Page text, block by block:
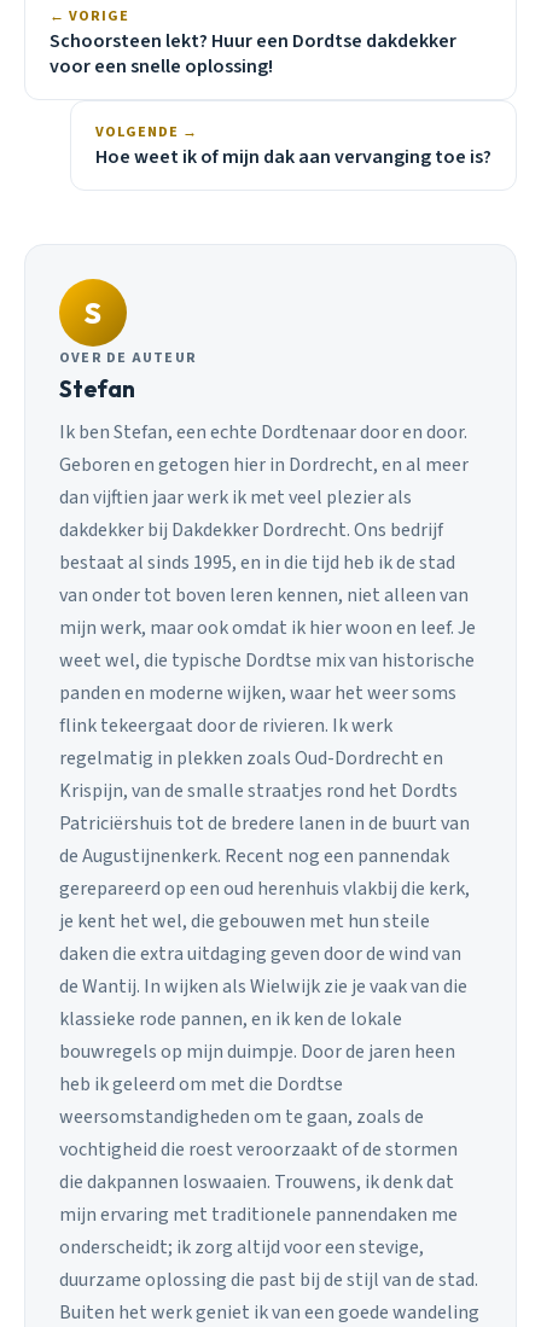
← VORIGE
Schoorsteen lekt? Huur een Dordtse dakdekker
voor een snelle oplossing!
VOLGENDE →
Hoe weet ik of mijn dak aan vervanging toe is?
S
OVER DE AUTEUR
Stefan
Ik ben Stefan, een echte Dordtenaar door en door.
Geboren en getogen hier in Dordrecht, en al meer
dan vijftien jaar werk ik met veel plezier als
dakdekker bij Dakdekker Dordrecht. Ons bedrijf
bestaat al sinds 1995, en in die tijd heb ik de stad
van onder tot boven leren kennen, niet alleen van
mijn werk, maar ook omdat ik hier woon en leef. Je
weet wel, die typische Dordtse mix van historische
panden en moderne wijken, waar het weer soms
flink tekeergaat door de rivieren. Ik werk
regelmatig in plekken zoals Oud-Dordrecht en
Krispijn, van de smalle straatjes rond het Dordts
Patriciërshuis tot de bredere lanen in de buurt van
de Augustijnenkerk. Recent nog een pannendak
gerepareerd op een oud herenhuis vlakbij die kerk,
je kent het wel, die gebouwen met hun steile
daken die extra uitdaging geven door de wind van
de Wantij. In wijken als Wielwijk zie je vaak van die
klassieke rode pannen, en ik ken de lokale
bouwregels op mijn duimpje. Door de jaren heen
heb ik geleerd om met die Dordtse
weersomstandigheden om te gaan, zoals de
vochtigheid die roest veroorzaakt of de stormen
die dakpannen loswaaien. Trouwens, ik denk dat
mijn ervaring met traditionele pannendaken me
onderscheidt; ik zorg altijd voor een stevige,
duurzame oplossing die past bij de stijl van de stad.
Buiten het werk geniet ik van een goede wandeling